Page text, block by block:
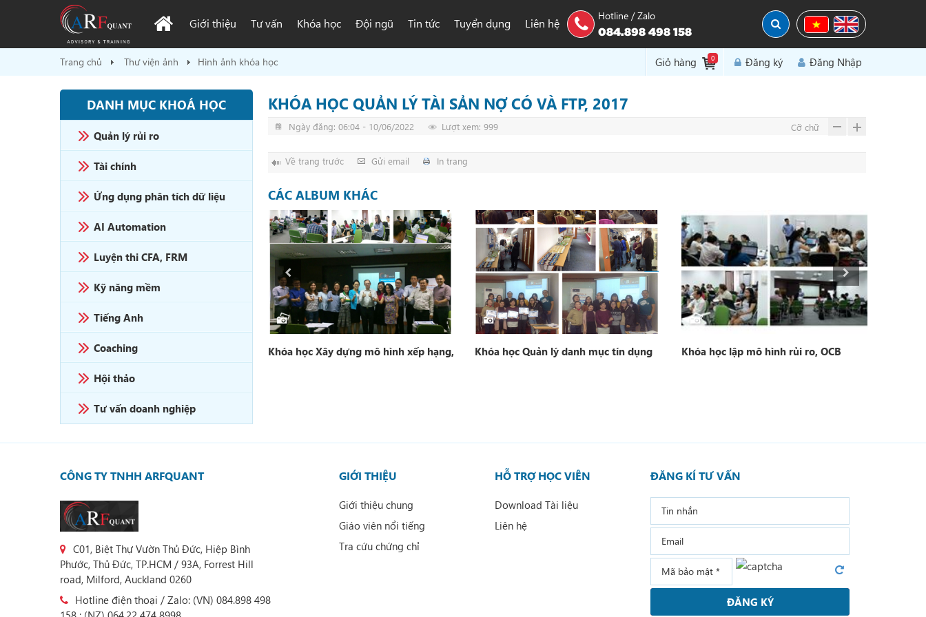
Giới thiệu Tư vấn Khóa học Đội ngũ Tin tức Tuyển dụng Liên hệ
Hotline / Zalo
084.898 498 158
Trang chủ Thư viện ảnh Hình ảnh khóa học Giỏ hàng 0 Đăng ký Đăng Nhập
DANH MỤC KHOÁ HỌC
Quản lý rủi ro
Tài chính
Ứng dụng phân tích dữ liệu
AI Automation
Luyện thi CFA, FRM
Kỹ năng mềm
Tiếng Anh
Coaching
Hội thảo
Tư vấn doanh nghiệp
KHÓA HỌC QUẢN LÝ TÀI SẢN NỢ CÓ VÀ FTP, 2017
Ngày đăng: 06:04 - 10/06/2022 Lượt xem: 999 Cỡ chữ
Về trang trước Gửi email In trang
CÁC ALBUM KHÁC
Khóa học luyện thi FRM, BIDV
Khóa học Xây dựng mô hình xếp hạng,
Khóa học Quản lý danh mục tín dụng Khóa học lập mô hình rủi ro, OCB
CÔNG TY TNHH ARFQUANT
C01, Biệt Thự Vườn Thủ Đức, Hiệp Bình
Phước, Thủ Đức, TP.HCM / 93A, Forrest Hill
road, Milford, Auckland 0260
Hotline điện thoại / Zalo: (VN) 084.898 498
GIỚI THIỆU
Giới thiệu chung
Giáo viên nổi tiếng
Tra cứu chứng chỉ
HỖ TRỢ HỌC VIÊN
Download Tài liệu
Liên hệ
ĐĂNG KÍ TƯ VẤN
ĐĂNG KÝ